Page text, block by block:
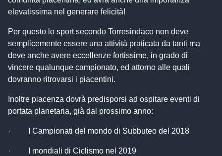
elevatissima nel generare felicità!
Per questo lo sport secondo Torresindaco non deve
semplicemente essere una attività praticata da tanti ma
deve anche avere eccellenze fortissime, in grado di
vincere qualunque campionato, ed attorno alle quali
dovranno ritrovarsi i piacentini.
Inoltre piacenza dovrà predisporsi ad ospitare eventi di
portata planetaria, già dal prossimo anno:
· I Campionati del mondo di Subbuteo del 2018
· I mondiali di Ciclismo nel 2019